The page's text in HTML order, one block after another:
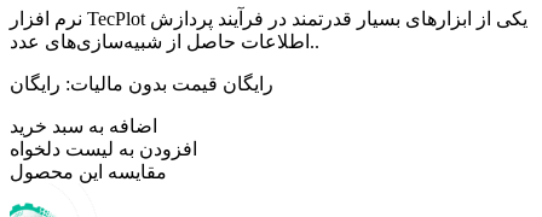
نرم افزار TecPlot یکی از ابزارهای بسیار قدرتمند در فرآیند پردازش
اطلاعات حاصل از شبیه­‌سازی­‌های عدد..
رایگان قیمت بدون مالیات: رایگان
اضافه به سبد خرید
افزودن به لیست دلخواه
مقایسه این محصول